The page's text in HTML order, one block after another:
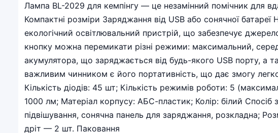
Лампа BL-2029 для кемпінгу — це незамінний помічник для
Компактні розміри Заряджання від USB або сонячної
екологічний освітлювальний пристрій, що забезпечує
кнопку можна перемикати різні режими: максимальний,
акумулятора, що заряджається від будь-якого USB порту, а
важливим чинником є його портативність, що дає змогу
Кількість діодів: 45 шт; Кількість режимів роботи: 5
1000 лм; Матеріал корпусу: АБС-пластик; Колір: білий Спосіб
підвішування, сонячна панель для заряджання, розкладна;
дріт — 2 шт. Паковання